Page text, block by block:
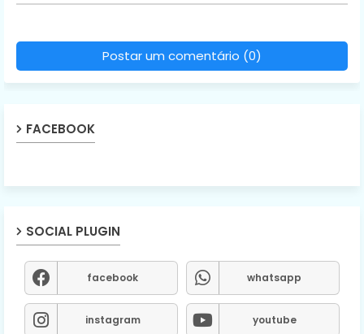
Postar um comentário (0)
FACEBOOK
SOCIAL PLUGIN
facebook whatsapp
instagram youtube